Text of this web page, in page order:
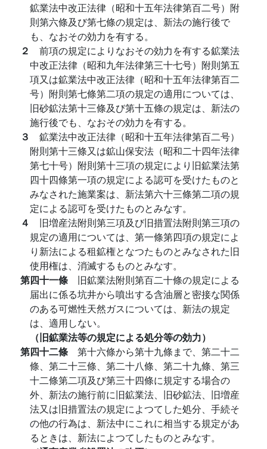
鉱業法中改正法律（昭和十五年法律第百二号）附
則第六條及び第七條の規定は、新法の施行後で
も、なおその効力を有する。
２ 前項の規定によりなおその効力を有する鉱業法
中改正法律（昭和九年法律第三十七号）附則第五
項又は鉱業法中改正法律（昭和十五年法律第百二
号）附則第七條第二項の規定の適用については、
旧砂鉱法第十三條及び第十五條の規定は、新法の
施行後でも、なおその効力を有する。
３ 鉱業法中改正法律（昭和十五年法律第百二号）
附則第十三條又は鉱山保安法（昭和二十四年法律
第七十号）附則第十三項の規定により旧鉱業法第
四十四條第一項の規定による認可を受けたものと
みなされた施業案は、新法第六十三條第二項の規
定による認可を受けたものとみなす。
４ 旧増産法附則第三項及び旧措置法附則第三項の
規定の適用については、第一條第四項の規定によ
り新法による租鉱権となつたものとみなされた旧
使用権は、消滅するものとみなす。
第四十一條 旧鉱業法附則第百二十條の規定による
届出に係る坑井から噴出する含油層と密接な関係
のある可燃性天然ガスについては、新法の規定
は、適用しない。
（旧鉱業法等の規定による処分等の効力）
第四十二條 第十六條から第十九條まで、第二十二
條、第二十三條、第二十八條、第二十九條、第三
十二條第二項及び第三十四條に規定する場合の
外、新法の施行前に旧鉱業法、旧砂鉱法、旧増産
法又は旧措置法の規定によつてした処分、手続そ
の他の行為は、新法中にこれに相当する規定があ
るときは、新法によつてしたものとみなす。